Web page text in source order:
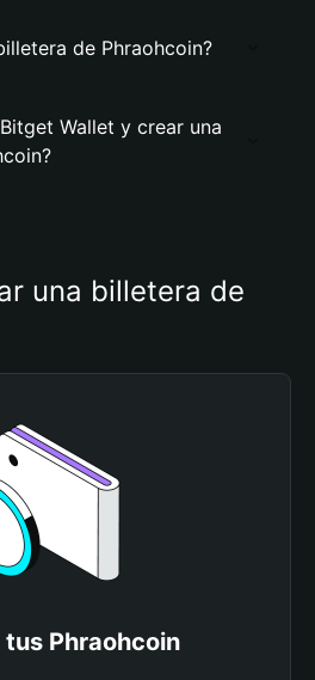
de Phraohcoin?
Wallet y crear una
una billetera de
tus Phraohcoin